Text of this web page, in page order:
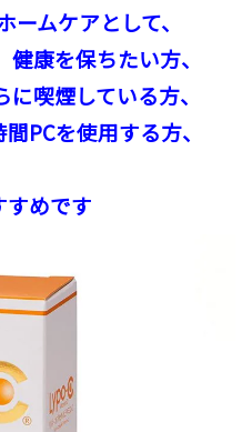
ムケアとして、
康を保ちたい方、
喫煙している方、
PCを使用する方、
めです